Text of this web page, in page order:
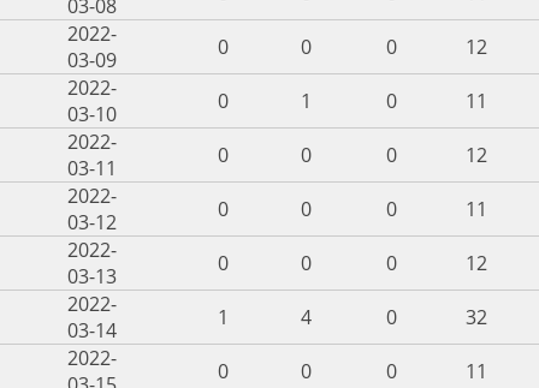
03-08
2022-
03-09
0 0 0
12
2022-
03-10
0 1 0
11
2022-
03-11
0 0 0
12
2022-
03-12
0 0 0
11
2022-
03-13
0 0 0
12
2022-
03-14
1 4 0
32
2022-
0 0 0
11